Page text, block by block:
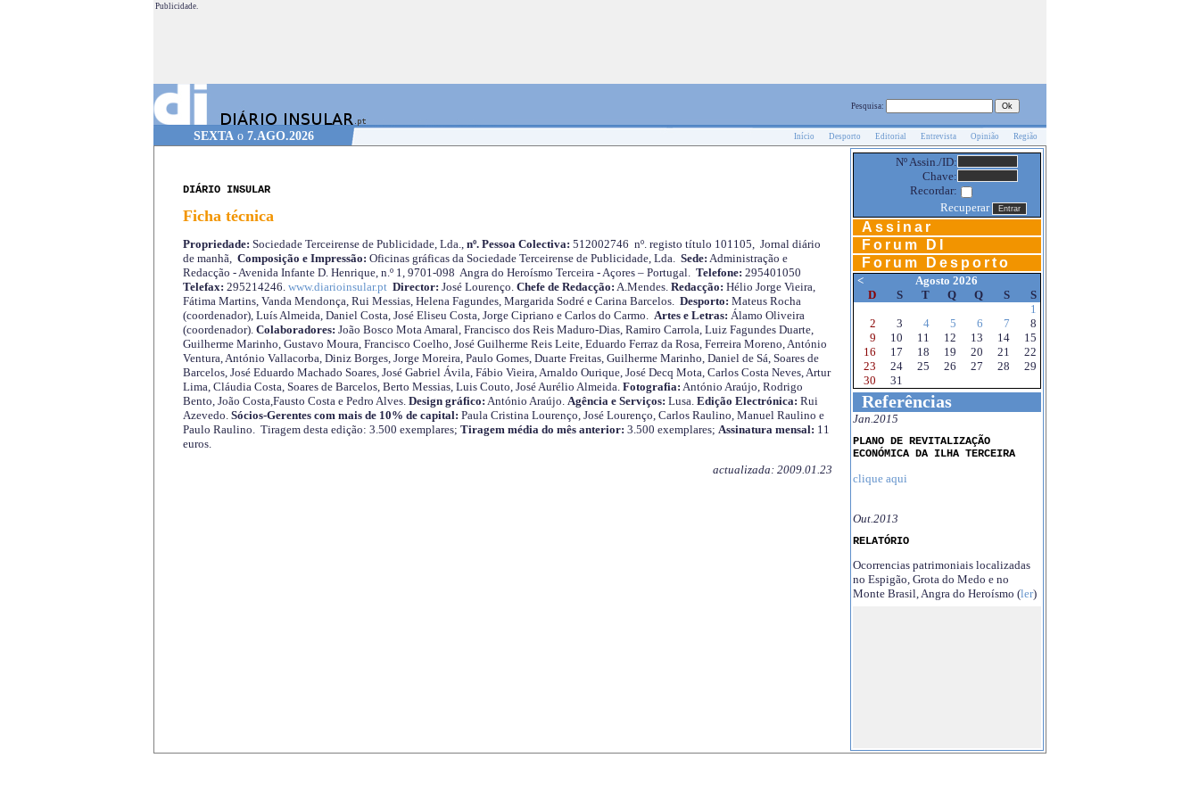
Publicidade.
Pesquisa:
SEXTAo 7.AGO.2026 Início Desporto Editorial Entrevista Opinião Região
DIÁRIO INSULAR
Ficha técnica
Propriedade: Sociedade Terceirense de Publicidade, Lda.,nº. Pessoa Colectiva: 512002746 nº. registo título 101105, Jornal diário
de manhã, Composição e Impressão: Oficinas gráficas da Sociedade Terceirense de Publicidade, Lda. Sede: Administração e
Redacção - Avenida Infante D. Henrique, n.º 1, 9701-098 Angra do Heroísmo Terceira - Açores – Portugal. Telefone: 295401050
Telefax: 295214246. www.diarioinsular.pt Director: José Lourenço. Chefe de Redacção: A.Mendes. Redacção: Hélio Jorge Vieira,
Fátima Martins, Vanda Mendonça, Rui Messias, Helena Fagundes, Margarida Sodré e Carina Barcelos. Desporto: Mateus Rocha
(coordenador), Luís Almeida, Daniel Costa, José Eliseu Costa, Jorge Cipriano e Carlos do Carmo. Artes e Letras: Álamo Oliveira
(coordenador). Colaboradores: João Bosco Mota Amaral, Francisco dos Reis Maduro-Dias, Ramiro Carrola, Luiz Fagundes Duarte,
Guilherme Marinho, Gustavo Moura, Francisco Coelho, José Guilherme Reis Leite, Eduardo Ferraz da Rosa, Ferreira Moreno, António
Ventura, António Vallacorba, Diniz Borges, Jorge Moreira, Paulo Gomes, Duarte Freitas, Guilherme Marinho, Daniel de Sá, Soares de
Barcelos, José Eduardo Machado Soares, José Gabriel Ávila, Fábio Vieira, Arnaldo Ourique, José Decq Mota, Carlos Costa Neves, Artur
Lima, Cláudia Costa, Soares de Barcelos, Berto Messias, Luis Couto, José Aurélio Almeida. Fotografia: António Araújo, Rodrigo
Bento, João Costa,Fausto Costa e Pedro Alves. Design gráfico: António Araújo. Agência e Serviços: Lusa. Edição Electrónica: Rui
Azevedo. Sócios-Gerentes com mais de 10% de capital: Paula Cristina Lourenço, José Lourenço, Carlos Raulino, Manuel Raulino e
Paulo Raulino. Tiragem desta edição: 3.500 exemplares; Tiragem média do mês anterior: 3.500 exemplares; Assinatura mensal: 11
euros.
actualizada: 2009.01.23
Nº Assin./ID:
Chave:
Recordar:
Recuperar
Assinar
Forum DI
Forum Desporto
<
Agosto 2026
D
S T Q Q S
S
1
2
3 4 5 6 7
8
9
10 11 12 13 14
15
16
17 18 19 20 21
22
23
24 25 26 27 28
29
30
31
Referências
Jan.2015
PLANO DE REVITALIZAÇÃO
ECONÓMICA DA ILHA TERCEIRA
clique aqui
Out.2013
RELATÓRIO
Ocorrencias patrimoniais localizadas
no Espigão, Grota do Medo e no
Monte Brasil, Angra do Heroísmo (ler)